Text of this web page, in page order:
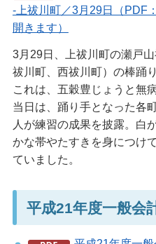
-上祓川町／3月29日（PDF
開きます）
3月29日、上祓川町の瀬戸
祓川町、西祓川町）の棒踊
これは、五穀豊じょうと無
当日は、踊り手となった各
人が練習の成果を披露。白
かな帯やたすきを身につけ
ていました。
平成21年度一般会